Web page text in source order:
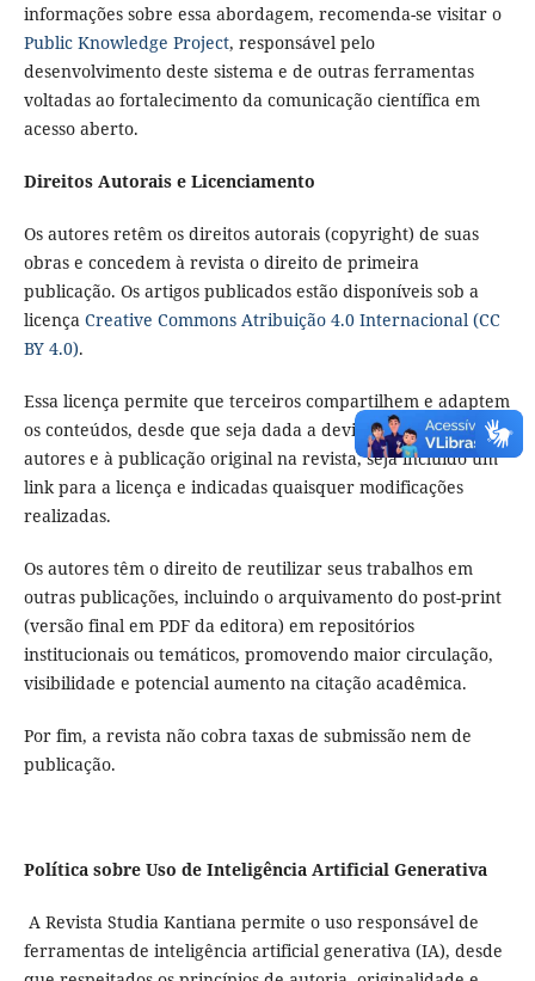
informações sobre essa abordagem, recomenda-se visitar o
Public Knowledge Project, responsável pelo
desenvolvimento deste sistema e de outras ferramentas
voltadas ao fortalecimento da comunicação científica em
acesso aberto.
Direitos Autorais e Licenciamento
Os autores retêm os direitos autorais (copyright) de suas
obras e concedem à revista o direito de primeira
publicação. Os artigos publicados estão disponíveis sob a
licença Creative Commons Atribuição 4.0 Internacional (CC
BY 4.0).
Essa licença permite que terceiros compartilhem e adaptem
os conteúdos, desde que seja dada a devida atribuição aos
autores e à publicação original na revista, seja incluído um
link para a licença e indicadas quaisquer modificações
realizadas.
Os autores têm o direito de reutilizar seus trabalhos em
outras publicações, incluindo o arquivamento do post-print
(versão final em PDF da editora) em repositórios
institucionais ou temáticos, promovendo maior circulação,
visibilidade e potencial aumento na citação acadêmica.
Por fim, a revista não cobra taxas de submissão nem de
publicação.
Política sobre Uso de Inteligência Artificial Generativa
A Revista Studia Kantiana permite o uso responsável de
ferramentas de inteligência artificial generativa (IA), desde